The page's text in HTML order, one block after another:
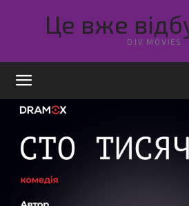
Це вже
DJV MOVIES